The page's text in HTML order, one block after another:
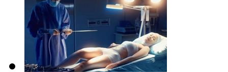
(这是归私人所有吗？)
对。
【同期】小区物业工作人员